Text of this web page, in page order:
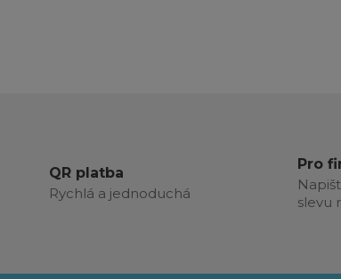
QR platba
Rychlá a jednoduchá
Pro
slevu